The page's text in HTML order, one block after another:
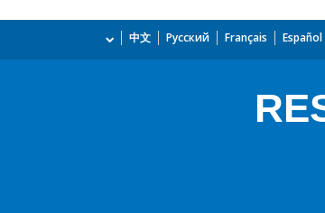
Español
Français
Русский
中文